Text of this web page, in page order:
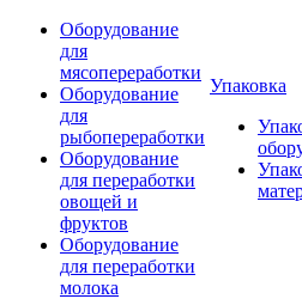
Оборудование
для
мясопереработки
Оборудование
для
рыбопереработки
Оборудование
для переработки
овощей и
фруктов
Оборудование
для переработки
молока
Упаковка